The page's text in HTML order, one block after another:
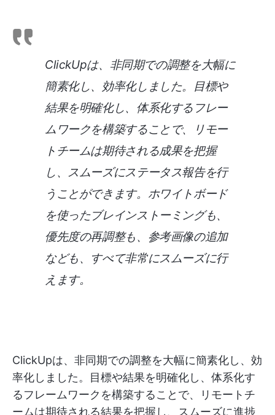
ClickUpは、非同期での調整を大幅に
簡素化し、効率化しました。目標や
結果を明確化し、体系化するフレー
ムワークを構築することで、リモー
トチームは期待される成果を把握
し、スムーズにステータス報告を行
うことができます。ホワイトボード
を使ったブレインストーミングも、
優先度の再調整も、参考画像の追加
なども、すべて非常にスムーズに行
えます。
ClickUpは、非同期での調整を大幅に簡素化し、効
率化しました。目標や結果を明確化し、体系化す
るフレームワークを構築することで、リモートチ
ームは期待される結果を把握し、スムーズに進捗